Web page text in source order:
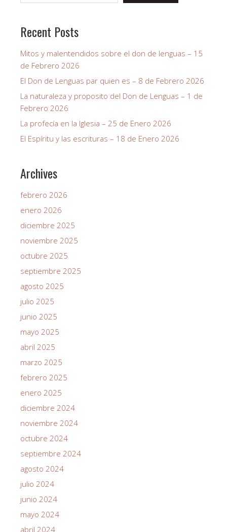
Recent Posts
Mitos y malentendidos sobre el don de lenguas – 15
de Febrero 2026
El Don de Lenguas par quien es – 8 de Febrero 2026
La naturaleza y proposito del Don de Lenguas – 1 de
Febrero 2026
La profecía en la Iglesia – 25 de Enero 2026
El Espíritu y las escrituras – 18 de Enero 2026
Archives
febrero 2026
enero 2026
diciembre 2025
noviembre 2025
octubre 2025
septiembre 2025
agosto 2025
julio 2025
junio 2025
mayo 2025
abril 2025
marzo 2025
febrero 2025
enero 2025
diciembre 2024
noviembre 2024
octubre 2024
septiembre 2024
agosto 2024
julio 2024
junio 2024
mayo 2024
abril 2024